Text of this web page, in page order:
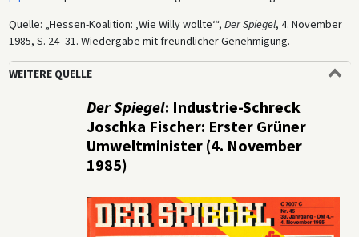
Quelle: „Hessen-Koalition: ‚Wie Willy wollte‘“, Der Spiegel, 4. November
1985, S. 24–31. Wiedergabe mit freundlicher Genehmigung.
WEITERE QUELLE
Der Spiegel: Industrie-Schreck
Joschka Fischer: Erster Grüner
Umweltminister (4. November
1985)